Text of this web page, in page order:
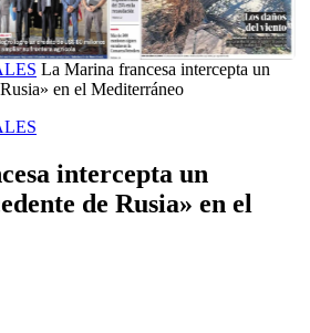
La Marina francesa intercepta un
en el Mediterráneo
intercepta un
de Rusia» en el